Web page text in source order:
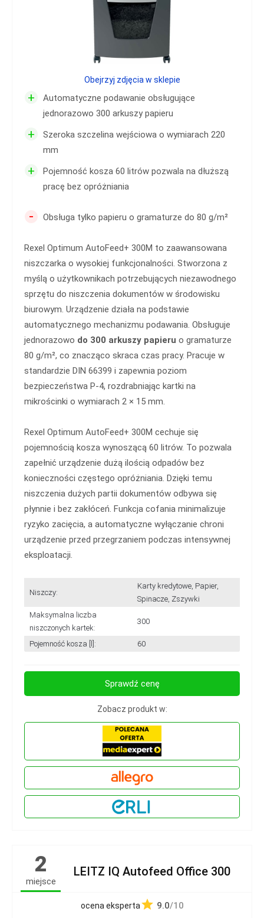
+
Automatyczne podawanie obsługujące
jednorazowo 300 arkuszy papieru
+
Szeroka szczelina wejściowa o wymiarach 220
mm
+
Pojemność kosza 60 litrów pozwala na dłuższą
pracę bez opróżniania
- Obsługa tylko papieru o gramaturze do 80 g/m²
Rexel Optimum AutoFeed+ 300M to zaawansowana
niszczarka o wysokiej funkcjonalności. Stworzona z
myślą o użytkownikach potrzebujących niezawodnego
sprzętu do niszczenia dokumentów w środowisku
biurowym. Urządzenie działa na podstawie
automatycznego mechanizmu podawania. Obsługuje
jednorazowo do 300 arkuszy papieru o gramaturze
80 g/m², co znacząco skraca czas pracy. Pracuje w
standardzie DIN 66399 i zapewnia poziom
bezpieczeństwa P-4, rozdrabniając kartki na
mikrościnki o wymiarach 2 × 15 mm.
Rexel Optimum AutoFeed+ 300M cechuje się
pojemnością kosza wynoszącą 60 litrów. To pozwala
zapełnić urządzenie dużą ilością odpadów bez
konieczności częstego opróżniania. Dzięki temu
niszczenia dużych partii dokumentów odbywa się
płynnie i bez zakłóceń. Funkcja cofania minimalizuje
ryzyko zacięcia, a automatyczne wyłączanie chroni
urządzenie przed przegrzaniem podczas intensywnej
eksploatacji.
Niszczy:
Karty kredytowe, Papier,
Spinacze, Zszywki
Maksymalna liczba
niszczonych kartek:
300
Pojemność kosza [l]: 60
Obejrzyj zdjęcia w sklepie
Sprawdź cenę
Zobacz produkt w:
2
miejsce
LEITZ IQ Autofeed Office 300
ocena eksperta 9.0/10